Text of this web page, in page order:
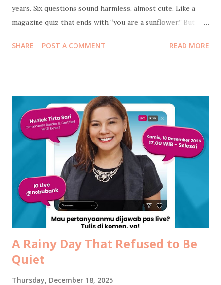
years. Six questions sound harmless, almost cute. Like a
magazine quiz that ends with “you are a sunflower.” But
not a personality test. This was an emotional audit. Let’s
2013. That year taught me survival. This year tested
endurance. One of the heaviest moments came quietly, from
a place I never expected to reach our home. It felt like
standing in the middle of a storm that wasn’t ours to begin
with, yet somehow found us anyway. My husband chose to
stay when it would have been easier to leave, to keep
holding the bridge together so others could cross safely.
Opportunities passed by, shiny and tempting, but he
remained where he believed responsi...
SHARE POST A COMMENT READ MORE
A Rainy Day That Refused to Be
Quiet
Thursday, December 18, 2025